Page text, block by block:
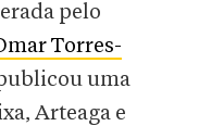
pelo
Torres-
uma
Arteaga e